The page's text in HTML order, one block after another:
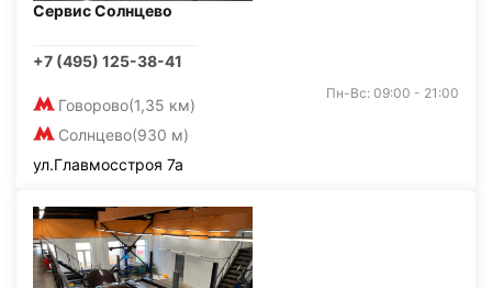
Сервис Солнцево
+7 (495) 125-38-41
Говорово(1,35 км)
Солнцево(930 м)
Пн-Вс: 09:00 - 21:00
ул.Главмосстроя 7а